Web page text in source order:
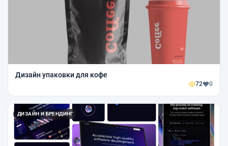
Дизайн упаковки для кофе
72 0
ДИЗАЙН И БРЕНДИНГ